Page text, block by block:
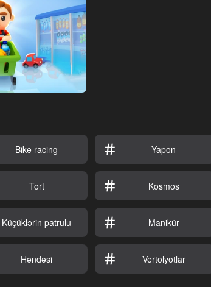
Bike racing Yapon
Tort Kosmos
Küçüklərin patrulu Manikür
Həndəsi Vertolyotlar